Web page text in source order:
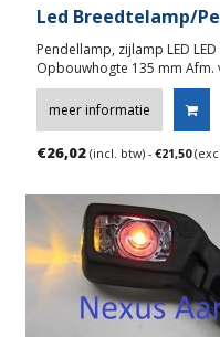
Led Breedtelamp/
Pendellamp, zijlamp LED
Opbouwhogte 135 mm Afm.
meer informatie
€26,02 (incl. btw) - €21,50